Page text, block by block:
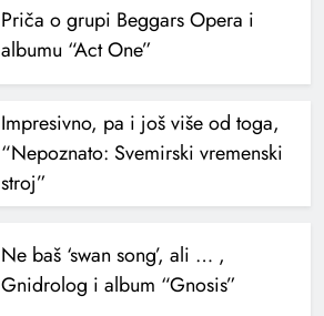
Priča o grupi Beggars Opera i
albumu “Act One”
Impresivno, pa i još više od toga,
“Nepoznato: Svemirski vremenski
stroj”
Ne baš ‘swan song’, ali … ,
Gnidrolog i album “Gnosis”